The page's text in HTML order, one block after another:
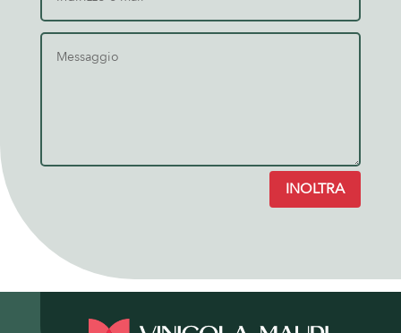
INOLTRA